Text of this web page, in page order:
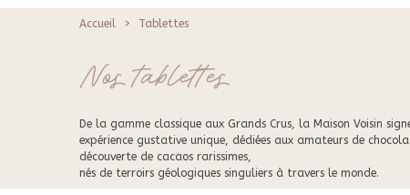
Accueil > Tablettes
Nos tablettes
De la gamme classique aux Grands Crus, la Maison Voisin
expérience gustative unique, dédiées aux amateurs de
découverte de cacaos rarissimes,
nés de terroirs géologiques singuliers à travers le monde.